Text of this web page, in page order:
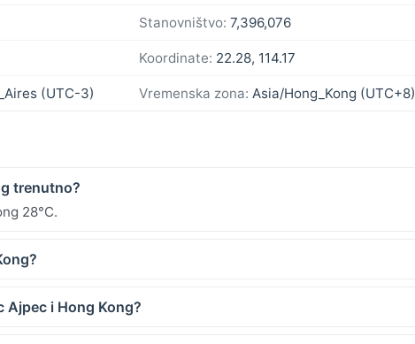
Stanovništvo: 7,396,076
Koordinate: 22.28, 114.17
(UTC-3) Vremenska zona: Asia/Hong_Kong (UTC+8)
trenutno?
28°C.
Ајрес i Hong Kong?